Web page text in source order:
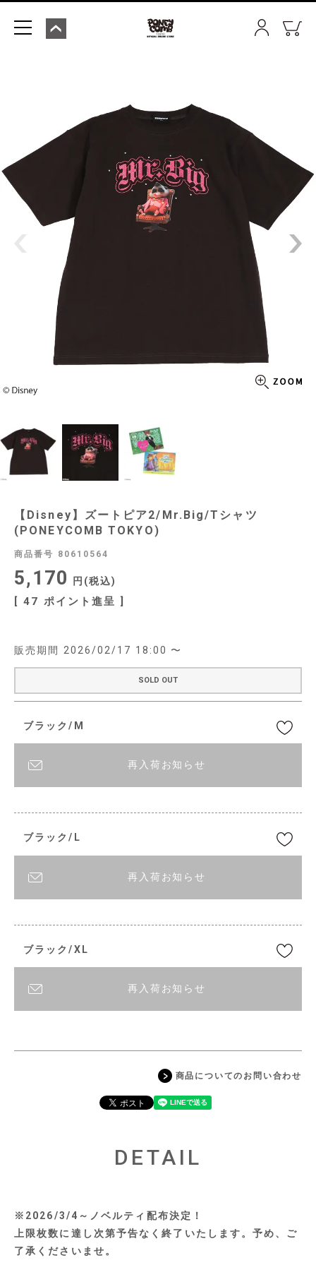
【Disney】ズートピア2/Mr.Big/Tシャツ
(PONEYCOMB TOKYO)
商品番号 80610564
5,170 税込
[ 47 ポイント進呈 ]
販売期間 2026/02/17 18:00 〜
SOLD OUT
ブラック/M
再入荷お知らせ
ブラック/L
再入荷お知らせ
ブラック/XL
再入荷お知らせ
商品についてのお問い合わせ
DETAIL
※2026/3/4～ノベルティ配布決定！
上限枚数に達し次第予告なく終了いたします。予め、ご
了承くださいませ。